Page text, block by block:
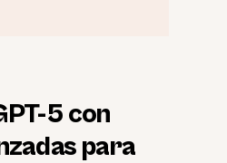
5 con
para